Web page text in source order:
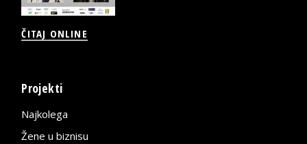
ČITAJ ONLINE
Projekti
Najkolega
Žene u biznisu